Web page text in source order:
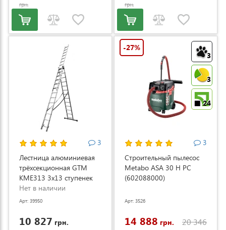
грн. грн.
3
Лестница алюминиевая
трёхсекционная GTM
KME313 3x13 ступенек
3.53-8.93м (KME313)
Нет в наличии
Арт: 39950
10 827 грн.
3
3
24
-27%
3
Строительный пылесос
Metabo ASA 30 H PC
(602088000)
Арт: 3526
14 888 грн. 20 346